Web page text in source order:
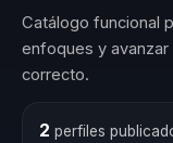
Catálogo funcional
enfoques y
correcto.
2 perfiles